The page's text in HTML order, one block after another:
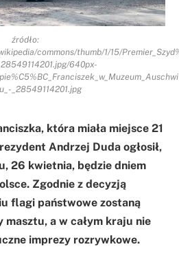
źródło:
commons/thumb/1/15/
640px-
_28549114201.jpg
która miała miejsce 21
Andrzej Duda ogłosił,
26 kwietnia, będzie dniem
Zgodnie z decyzją
flagi państwowe zostaną
masztu, a w całym kraju nie
imprezy rozrywkowe.